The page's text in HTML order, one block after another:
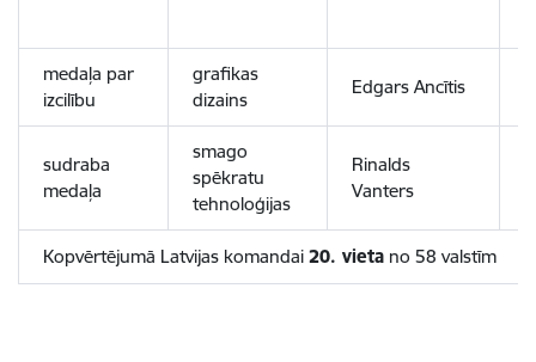
medaļa par
izcilību
grafikas
dizains
Edgars Ancītis
sudraba
medaļa
smago
spēkratu
tehnoloģijas
Rinalds
Vanters
Kopvērtējumā Latvijas komandai 20. vieta no 58 valstīm